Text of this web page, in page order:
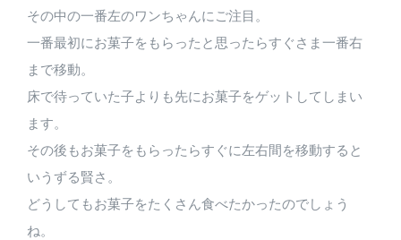
その中の一番左のワンちゃんにご注目。
一番最初にお菓子をもらったと思ったらすぐさま一番右
まで移動。
床で待っていた子よりも先にお菓子をゲットしてしまい
ます。
その後もお菓子をもらったらすぐに左右間を移動すると
いうずる賢さ。
どうしてもお菓子をたくさん食べたかったのでしょう
ね。